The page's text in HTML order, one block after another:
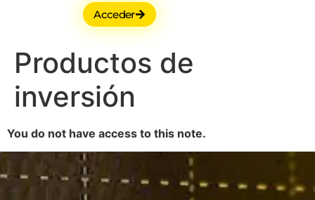
Acceder
Productos de
inversión
You do not have access to this note.